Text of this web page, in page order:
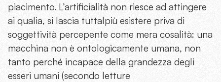
piacimento. L’artificialità non riesce ad attingere
ai qualia, si lascia tuttalpiù esistere priva di
soggettività percepente come mera cosalità: una
macchina non è ontologicamente umana, non
tanto perché incapace della grandezza degli
esseri umani (secondo letture